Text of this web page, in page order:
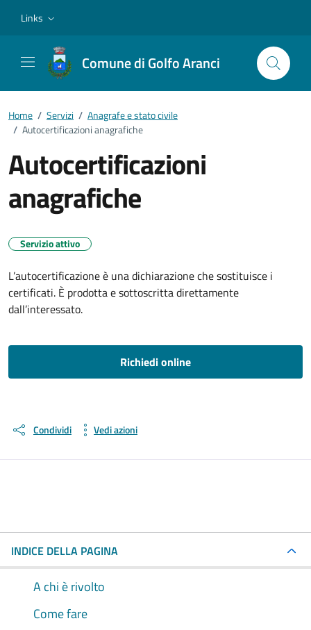
Links
Comune di Golfo Aranci
Home / Servizi / Anagrafe e stato civile
/ Autocertificazioni anagrafiche
Autocertificazioni
anagrafiche
Servizio attivo
L’autocertificazione è una dichiarazione che sostituisce i
certificati. È prodotta e sottoscritta direttamente
dall’interessato.
Richiedi online
Condividi Vedi azioni
INDICE DELLA PAGINA
A chi è rivolto
Come fare